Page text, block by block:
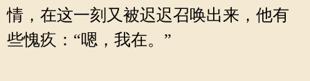
情，在这一刻又被迟迟召唤出来，他有
些愧疚：“嗯，我在。”